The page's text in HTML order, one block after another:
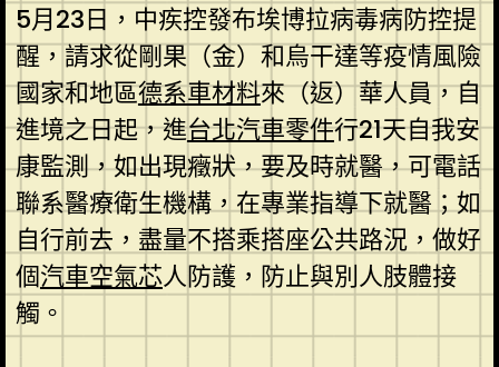
5月23日，中疾控發布埃博拉病毒病防控提
醒，請求從剛果（金）和烏干達等疫情風險
國家和地區德系車材料來（返）華人員，自
進境之日起，進台北汽車零件行21天自我安
康監測，如出現癥狀，要及時就醫，可電話
聯系醫療衛生機構，在專業指導下就醫；如
自行前去，盡量不搭乘搭座公共路況，做好
個汽車空氣芯人防護，防止與別人肢體接
觸。